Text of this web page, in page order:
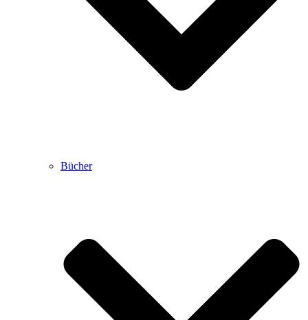
Bücher